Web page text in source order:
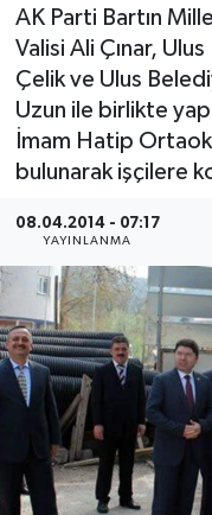
AK Parti Bartın
Valisi Ali Çınar,
Çelik ve Ulus
Uzun ile birlikte
İmam Hatip
bulunarak işçilere
08.04.2014 - 07:17
YAYINLANMA
Medya
Sağlık
Sinema
Sivil Toplum
Siyaset
Spor
Tarım
Turizm